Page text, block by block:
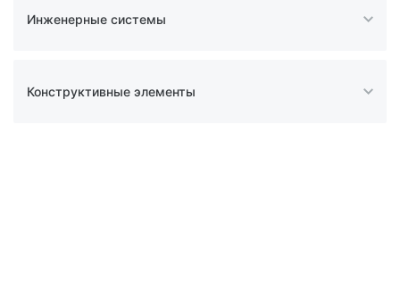
Инженерные системы
Конструктивные элементы